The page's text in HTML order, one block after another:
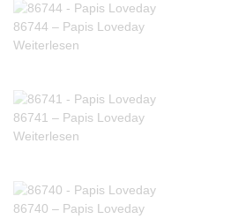
86744 – Papis Loveday
Weiterlesen
86741 – Papis Loveday
Weiterlesen
86740 – Papis Loveday